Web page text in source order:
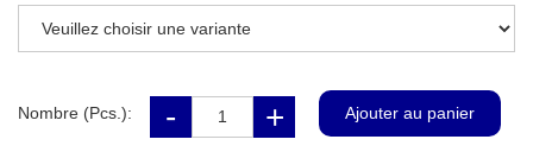
Nombre (Pcs.):